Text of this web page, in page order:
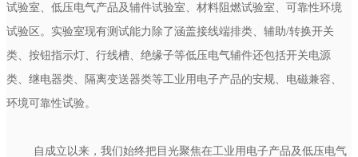
试验室、低压电气产品及辅件试验室、材料阻燃试验室、可靠性环境
试验区。实验室现有测试能力除了涵盖接线端排类、辅助/转换开关
类、按钮指示灯、行线槽、绝缘子等低压电气辅件还包括开关电源
类、继电器类、隔离变送器类等工业用电子产品的安规、电磁兼容、
环境可靠性试验。
自成立以来，我们始终把目光聚焦在工业用电子产品及低压电气